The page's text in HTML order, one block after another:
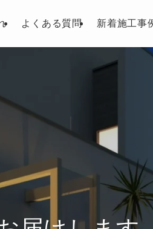
よくある質問 新着施工事